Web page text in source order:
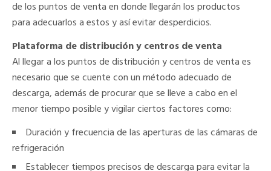
de los puntos de venta en donde llegarán los productos
para adecuarlos a estos y así evitar desperdicios.
Plataforma de distribución y centros de venta
Al llegar a los puntos de distribución y centros de venta es
necesario que se cuente con un método adecuado de
descarga, además de procurar que se lleve a cabo en el
menor tiempo posible y vigilar ciertos factores como:
Duración y frecuencia de las aperturas de las cámaras de
refrigeración
Establecer tiempos precisos de descarga para evitar la